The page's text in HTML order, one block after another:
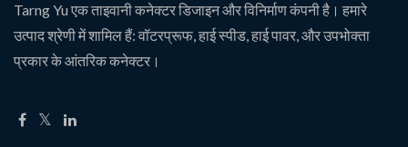
Tarng Yu एक ताइवानी कनेक्टर डिजाइन और विनिर्माण कंपनी है। हमारे
उत्पाद श्रेणी में शामिल हैं: वॉटरप्रूफ, हाई स्पीड, हाई पावर, और उपभोक्ता
प्रकार के आंतरिक कनेक्टर।